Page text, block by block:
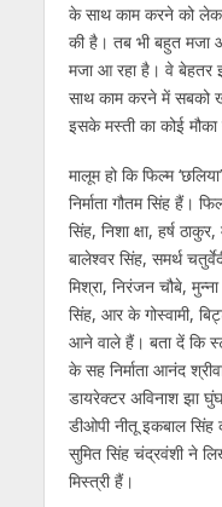
के साथ काम करने को
की है। तब भी बहुत मजा
मजा आ रहा है। वे
साथ काम करने में सबको
इसके मस्‍ती का कोई
मालूम हो कि फिल्‍म
निर्माता गौतम सिंह हैं।
सिंह, निशा क्षा, हर्ष
बालेश्‍वर सिंह, समर्थ
मिश्रा, निरंजन चौबे,
सिंह, आर के गोस्वामी,
आने वाले हैं। बता दें कि
के सह निर्माता आनंद
डायरेक्‍टर अविनाश झा
डीओपी नीतू इकबाल
सुमित सिंह चंद्रवंशी ने
मिस्‍त्री हैं।